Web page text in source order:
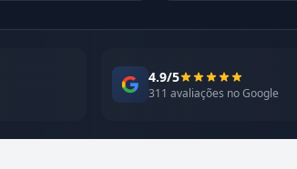
4.9/5
311 avaliações no Google